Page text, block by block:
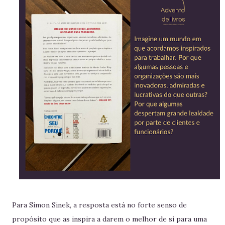
Para Simon Sinek, a resposta está no forte senso de
propósito que as inspira a darem o melhor de si para uma